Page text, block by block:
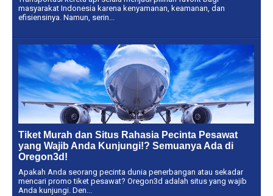
masyarakat Indonesia karena kenyamanan, keamanan, dan
efisiensinya. Namun, serin...
Tiket Murah dan Situs Rahasia Pecinta Pesawat
yang Wajib Anda Kunjungi!? Semuanya Ada di
Oregon3d!
Apakah Anda seorang pecinta dunia penerbangan atau sekadar
mencari promo tiket pesawat? Oregon3d adalah situs yang wajib
Anda kunjungi. Den...